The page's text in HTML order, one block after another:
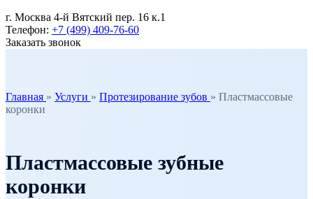
г. Москва 4-й Вятский пер. 16 к.1
Телефон: +7 (499) 409-76-60
Заказать звонок
Главная » Услуги » Протезирование зубов » Пластмассовые
коронки
Пластмассовые зубные
коронки